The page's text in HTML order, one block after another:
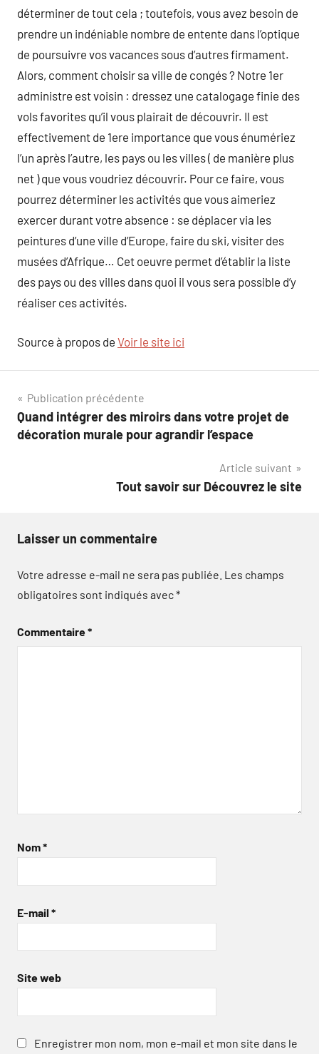
déterminer de tout cela ; toutefois, vous avez besoin de
prendre un indéniable nombre de entente dans l’optique
de poursuivre vos vacances sous d’autres firmament.
Alors, comment choisir sa ville de congés ? Notre 1er
administre est voisin : dressez une catalogage finie des
vols favorites qu’il vous plairait de découvrir. Il est
effectivement de 1ere importance que vous énumériez
l’un après l’autre, les pays ou les villes ( de manière plus
net ) que vous voudriez découvrir. Pour ce faire, vous
pourrez déterminer les activités que vous aimeriez
exercer durant votre absence : se déplacer via les
peintures d’une ville d’Europe, faire du ski, visiter des
musées d’Afrique… Cet oeuvre permet d’établir la liste
des pays ou des villes dans quoi il vous sera possible d’y
réaliser ces activités.
Source à propos de Voir le site ici
Navigation
de
Publication précédente
Quand intégrer des miroirs dans votre projet de
décoration murale pour agrandir l’espace
Article suivant
Tout savoir sur Découvrez le site
Laisser un commentaire
Votre adresse e-mail ne sera pas publiée. Les champs
obligatoires sont indiqués avec*
Commentaire*
Nom*
E-mail *
Site web
Enregistrer mon nom, mon e-mail et mon site dans le